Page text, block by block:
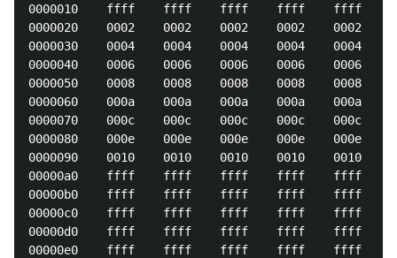
0000010    ffff    ffff    ffff    ffff    ffff
0000020    0002    0002    0002    0002    0002
0000030    0004    0004    0004    0004    0004
0000040    0006    0006    0006    0006    0006
0000050    0008    0008    0008    0008    0008
0000060    000a    000a    000a    000a    000a
0000070    000c    000c    000c    000c    000c
0000080    000e    000e    000e    000e    000e
0000090    0010    0010    0010    0010    0010
00000a0    ffff    ffff    ffff    ffff    ffff
00000b0    ffff    ffff    ffff    ffff    ffff
00000c0    ffff    ffff    ffff    ffff    ffff
00000d0    ffff    ffff    ffff    ffff    ffff
00000e0    ffff    ffff    ffff    ffff    ffff